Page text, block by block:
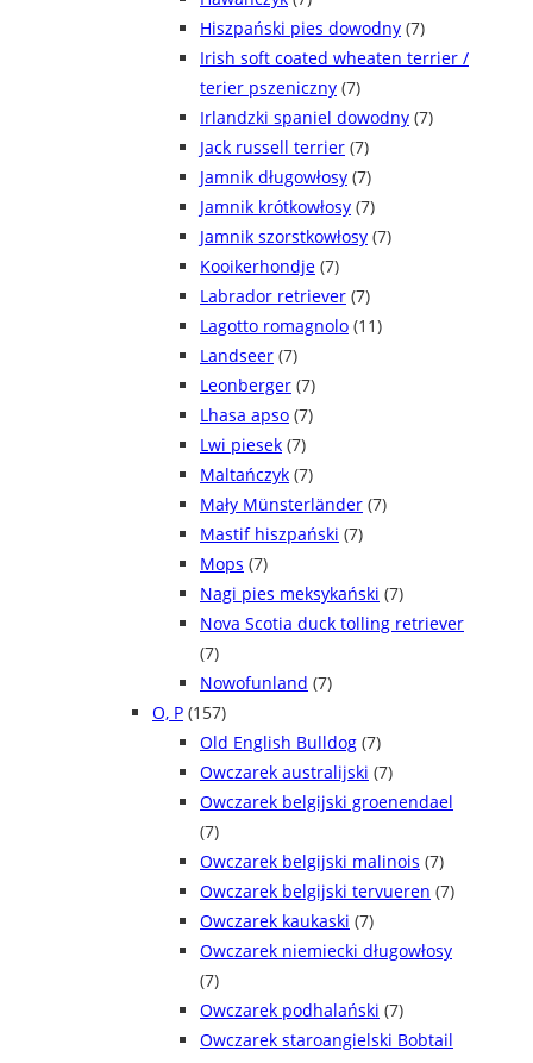
Hiszpański pies dowodny (7)
Irish soft coated wheaten terrier /
terier pszeniczny (7)
Irlandzki spaniel dowodny (7)
Jack russell terrier (7)
Jamnik długowłosy (7)
Jamnik krótkowłosy (7)
Jamnik szorstkowłosy (7)
Kooikerhondje (7)
Labrador retriever (7)
Lagotto romagnolo (11)
Landseer (7)
Leonberger (7)
Lhasa apso (7)
Lwi piesek (7)
Maltańczyk (7)
Mały Münsterländer (7)
Mastif hiszpański (7)
Mops (7)
Nagi pies meksykański (7)
Nova Scotia duck tolling retriever
(7)
Nowofunland (7)
O, P (157)
Old English Bulldog (7)
Owczarek australijski (7)
Owczarek belgijski groenendael
(7)
Owczarek belgijski malinois (7)
Owczarek belgijski tervueren (7)
Owczarek kaukaski (7)
Owczarek niemiecki długowłosy
(7)
Owczarek podhalański (7)
Owczarek staroangielski Bobtail